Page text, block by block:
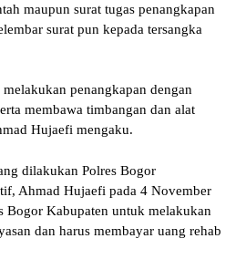
maupun surat tugas penangkapan
surat pun kepada tersangka
penangkapan dengan
membawa timbangan dan alat
Hujaefi mengaku.
dilakukan Polres Bogor
Ahmad Hujaefi pada 4 November
Bogor Kabupaten untuk melakukan
dan harus membayar uang rehab